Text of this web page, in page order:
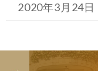
2020年3月24日